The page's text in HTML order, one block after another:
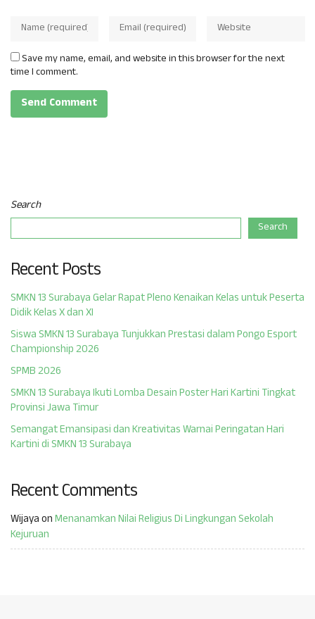
Save my name, email, and website in this browser for the next
time I comment.
Search
Search
Recent Posts
SMKN 13 Surabaya Gelar Rapat Pleno Kenaikan Kelas untuk Peserta
Didik Kelas X dan XI
Siswa SMKN 13 Surabaya Tunjukkan Prestasi dalam Pongo Esport
Championship 2026
SPMB 2026
SMKN 13 Surabaya Ikuti Lomba Desain Poster Hari Kartini Tingkat
Provinsi Jawa Timur
Semangat Emansipasi dan Kreativitas Warnai Peringatan Hari
Kartini di SMKN 13 Surabaya
Recent Comments
WijayaonMenanamkan Nilai Religius Di Lingkungan Sekolah
Kejuruan